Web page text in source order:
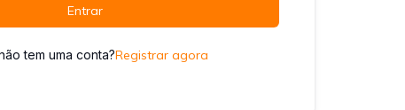
Entrar
tem uma conta?Registrar agora